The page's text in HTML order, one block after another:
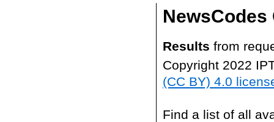
NewsCodes
Results from
Copyright 2022
(CC BY) 4.0
Find a list of all